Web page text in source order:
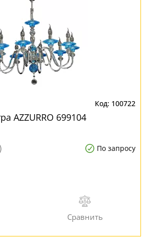
100722
AZZURRO 699104
По запросу